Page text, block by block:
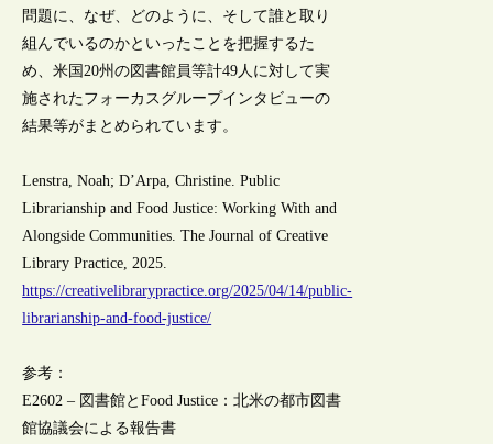
問題に、なぜ、どのように、そして誰と取り
組んでいるのかといったことを把握するた
め、米国20州の図書館員等計49人に対して実
施されたフォーカスグループインタビューの
結果等がまとめられています。
Lenstra, Noah; D’Arpa, Christine. Public
Librarianship and Food Justice: Working With and
Alongside Communities. The Journal of Creative
Library Practice, 2025.
https://creativelibrarypractice.org/2025/04/14/public-
librarianship-and-food-justice/
参考：
E2602 – 図書館とFood Justice：北米の都市図書
館協議会による報告書